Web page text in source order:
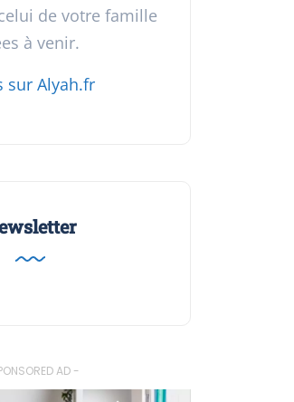
de votre famille
à venir.
sur Alyah.fr
AD -